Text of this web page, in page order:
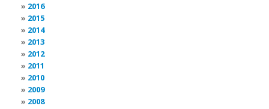
2016
2015
2014
2013
2012
2011
2010
2009
2008